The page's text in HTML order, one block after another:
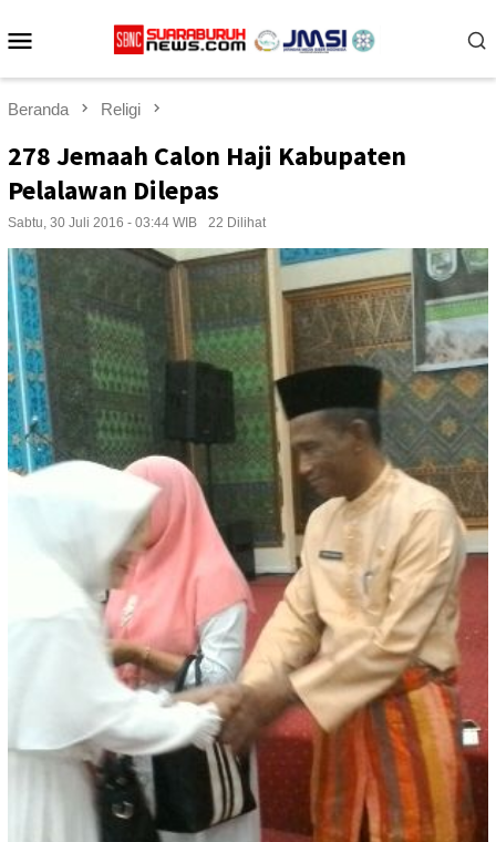
ke
Beranda Religi
278 Jemaah Calon Haji Kabupaten
Pelalawan Dilepas
Sabtu, 30 Juli 2016 - 03:44 WIB 22 Dilihat